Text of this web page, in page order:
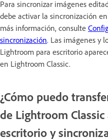
Para sincronizar imágenes
debe activar la sincronización
más información, consulte
sincronización. Las imágenes y
Lightroom para escritorio
en Lightroom Classic.
¿Cómo puedo
de Lightroom
escritorio y